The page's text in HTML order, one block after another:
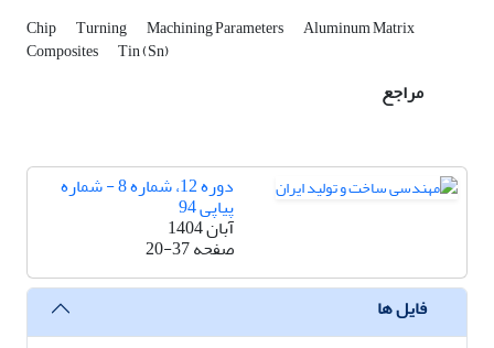
Chip Turning Machining Parameters Aluminum Matrix
Composites Tin (Sn)
مراجع
دوره 12، شماره 8 - شماره
پیاپی 94
آبان 1404
صفحه20-37
فایل ها